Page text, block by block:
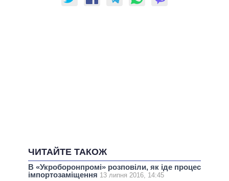
ЧИТАЙТЕ ТАКОЖ
В «Укроборонпромі» розповіли, як іде процес
імпортозаміщення 13 липня 2016, 14:45